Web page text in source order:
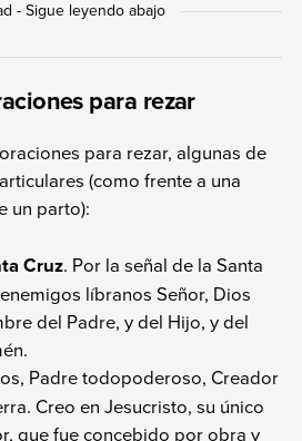
para rezar
para rezar, algunas de
(como frente a una
un parto):
Cruz. Por la señal de la Santa
líbranos Señor, Dios
del Padre, y del Hijo, y del
Padre todopoderoso, Creador
Creo en Jesucristo, su único
que fue concebido por obra y